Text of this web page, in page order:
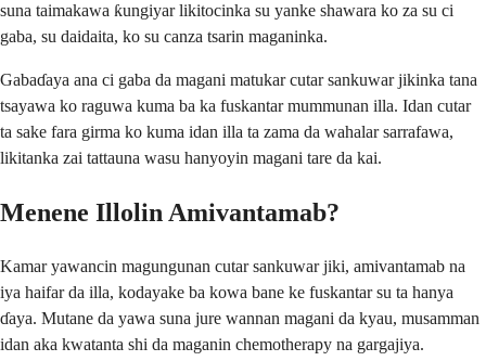
suna taimakawa ƙungiyar likitocinka su yanke shawara ko za su ci
gaba, su daidaita, ko su canza tsarin maganinka.
Gabaɗaya ana ci gaba da magani matukar cutar sankuwar jikinka tana
tsayawa ko raguwa kuma ba ka fuskantar mummunan illa. Idan cutar
ta sake fara girma ko kuma idan illa ta zama da wahalar sarrafawa,
likitanka zai tattauna wasu hanyoyin magani tare da kai.
Menene Illolin Amivantamab?
Kamar yawancin magungunan cutar sankuwar jiki, amivantamab na
iya haifar da illa, kodayake ba kowa bane ke fuskantar su ta hanya
ɗaya. Mutane da yawa suna jure wannan magani da kyau, musamman
idan aka kwatanta shi da maganin chemotherapy na gargajiya.